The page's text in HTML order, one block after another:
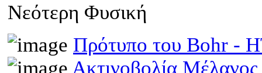
Νεότερη Φυσική
Πρότυπο του Bohr -
Ακτινοβολία